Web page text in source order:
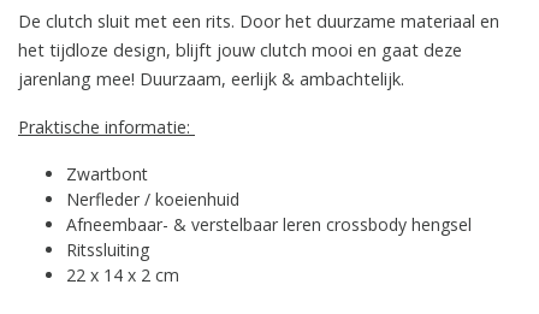
De clutch sluit met een rits. Door het duurzame materiaal en
het tijdloze design, blijft jouw clutch mooi en gaat deze
jarenlang mee! Duurzaam, eerlijk & ambachtelijk.
Praktische informatie:
Zwartbont
Nerfleder / koeienhuid
Afneembaar- & verstelbaar leren crossbody hengsel
Ritssluiting
22 x 14 x 2 cm